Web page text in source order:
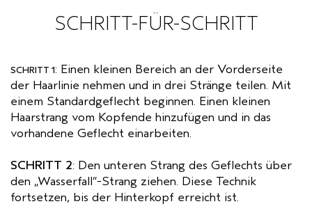
SCHRITT-FÜR-SCHRITT
SCHRITT 1: Einen kleinen Bereich an der Vorderseite
der Haarlinie nehmen und in drei Stränge teilen. Mit
einem Standardgeflecht beginnen. Einen kleinen
Haarstrang vom Kopfende hinzufügen und in das
vorhandene Geflecht einarbeiten.
SCHRITT 2: Den unteren Strang des Geflechts über
den „Wasserfall“-Strang ziehen. Diese Technik
fortsetzen, bis der Hinterkopf erreicht ist.